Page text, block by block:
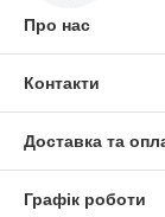
Про нас
Контакти
Доставка та
Графік роботи